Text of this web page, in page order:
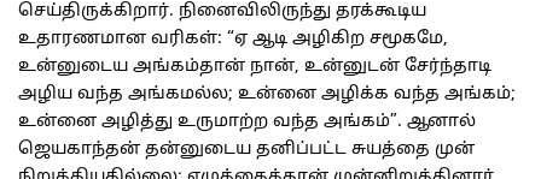
செய்திருக்கிறார். நினைவிலிருந்து தரக்கூடிய
உதாரணமான வரிகள்: “ஏ ஆடி அழிகிற சமூகமே,
உன்னுடைய அங்கம்தான் நான், உன்னுடன் சேர்ந்தாடி
அழிய வந்த அங்கமல்ல; உன்னை அழிக்க வந்த அங்கம்;
உன்னை அழித்து உருமாற்ற வந்த அங்கம்”. ஆனால்
ஜெயகாந்தன் தன்னுடைய தனிப்பட்ட சுயத்தை முன்